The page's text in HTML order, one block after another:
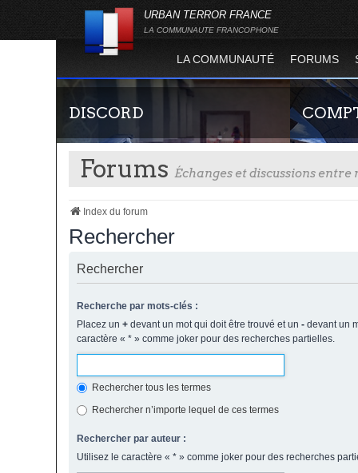
URBAN TERROR FRANCE
LA COMMUNAUTE FRANCOPHONE
LA COMMUNAUTÉ FORUMS
DISCORD
Rejoignez-nous sur le discord Urban Terror
serveurs
Forums Échanges et discussions
Index du forum
Rechercher
Rechercher
Recherche par mots-clés :
Placez un + devant un mot qui doit être trouvé et un - devant un
caractère « * » comme joker pour des recherches partielles.
Rechercher tous les termes
Rechercher n’importe lequel de ces termes
Rechercher par auteur :
Utilisez le caractère « * » comme joker pour des recherches